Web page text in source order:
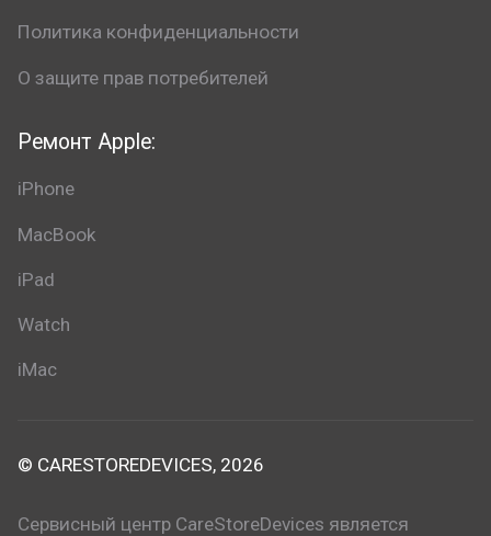
Ремонт Apple:
iPhone
MacBook
iPad
Watch
iMac
Политика конфиденциальности
О защите прав потребителей
© CARESTOREDEVICES, 2026
Сервисный центр CareStoreDevices является